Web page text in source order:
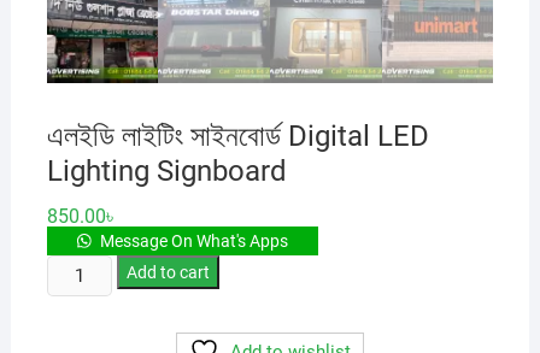
এলইডি লাইটিং সাইনবোর্ড Digital LED
Lighting Signboard
850.00৳
Message On What's Apps
এলইডি
লাইটিং
Add to cart